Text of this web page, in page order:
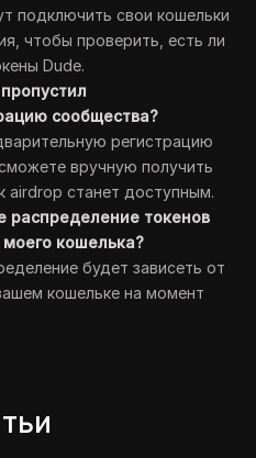
подключить свои кошельки
чтобы проверить, есть ли
Dude.
сообщества?
регистрацию
вручную получить
airdrop станет доступным.
распределение токенов
кошелька?
будет зависеть от
кошельке на момент